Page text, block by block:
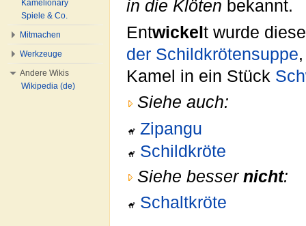
in die Klöten bekannt.
Entwickelt wurde
der Schildkrötensuppe
Kamel in ein Stück
Siehe auch:
Zipangu
Schildkröte
Siehe besser nicht:
Schaltkröte
Kamelionary
Spiele & Co.
Mitmachen
Werkzeuge
Andere Wikis
Wikipedia (de)